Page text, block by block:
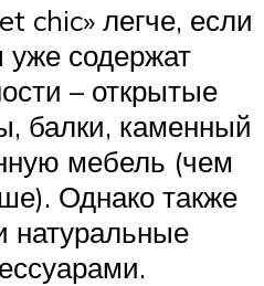
chic» легче, если
содержат
– открытые
балки, каменный
мебель (чем
Однако также
натуральные